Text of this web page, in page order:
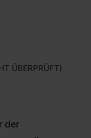
ÜBERPRÜFT)
der